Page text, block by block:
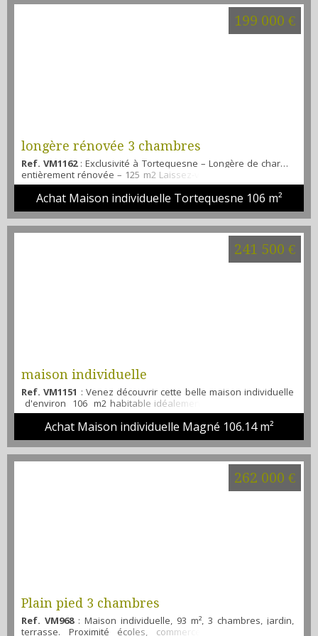
longère rénovée 3 chambres
Ref. VM1162: Exclusivité à Tortequesne – Longère de charme
entièrement rénovée – 125 m2 Laissez-vous séduire par cette
magnifique longère individuelle, entièrement rénovée avec
goût, alliant le charme de l’ancien et le confort moderne. Située
dans un environnement calme et verdoyant, à seulement 10
minutes de Douai, 25 minutes d’Arras et avec un accès rapide
aux autoroutes A1/A21, elle séduira les ...
Achat Maison individuelle Tortequesne 106 m²
199 000 €
maison individuelle
Ref. VM1151 : Venez découvrir cette belle maison individuelle
d'environ 106 m2 habitable idéalement située Magné, À 10
minutes de Niort Le bien vous offre entrée avec placard de
rangement , 3 chambres, un salon séjour lumineux avec
cheminée , cuisine équipée salle de bains avec WC séparé .
Le plus garage avec atelier , chambre ave WC. A VISITER SANS
TARDER ...
Achat Maison individuelle Magné 106.14 m²
241 500 €
Plain pied 3 chambres
Ref. VM968: Maison individuelle, 93 m², 3 chambres, jardin,
terrasse. Proximité écoles, commerces, parcs. Contactez
262 000 €